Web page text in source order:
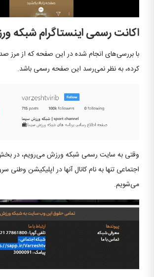
اکانت رسمی اینستاگرام شبکه
با بررسی‌های انجام شده در این صفحه که از مرز صد
کرده، به نظر نمی‌رسد این صفحه رسمی باشد.
وقتی به سایت رسمی شبکه ورزش می‌رویم، در
اجتماعی تنها به نام کانال آنها در اپلیکیشن وطنی
می‌شویم.